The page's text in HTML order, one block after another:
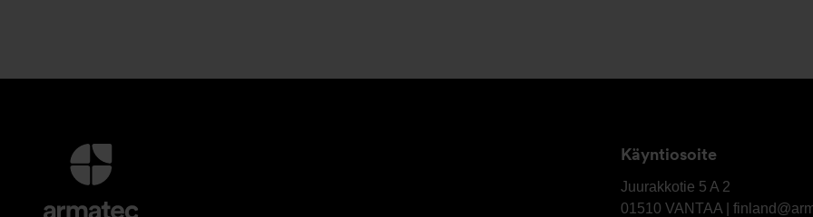
Lisätietoja
Käyntiosoite
OY
Juurakkotie 5 A 2
01510 VANTAA |